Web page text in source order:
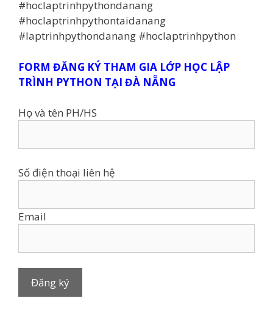
#hoclaptrinhpythondanang
#hoclaptrinhpythontaidanang
#laptrinhpythondanang #hoclaptrinhpython
FORM ĐĂNG KÝ THAM GIA LỚP HỌC LẬP
TRÌNH PYTHON TẠI ĐÀ NẴNG
Họ và tên PH/HS
Số điện thoại liên hệ
Email